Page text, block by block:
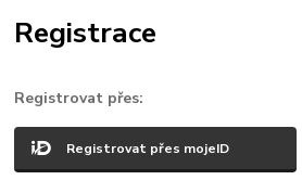
Registrace
Registrovat přes:
Registrovat přes mojeID